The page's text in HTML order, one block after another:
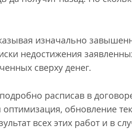
изначально
недостижения
сверху денег.
расписав в
оптимизация, обновление
всех этих работ и в